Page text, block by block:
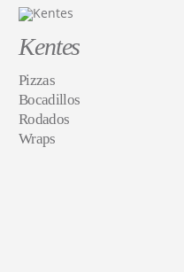
Kentes
Pizzas
Bocadillos
Rodados
Wraps